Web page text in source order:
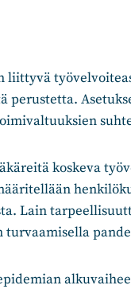
liittyvä
perustetta.
koskeva
Lain
turvaamisella